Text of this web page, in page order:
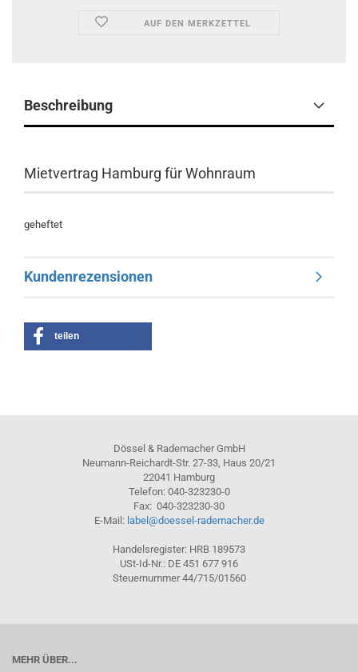
AUF DEN MERKZETTEL
Beschreibung
Mietvertrag Hamburg für Wohnraum
geheftet
Kundenrezensionen
teilen
Dössel & Rademacher GmbH
Neumann-Reichardt-Str. 27-33, Haus 20/21
22041 Hamburg
Telefon: 040-323230-0
Fax: 040-323230-30
E-Mail: label@doessel-rademacher.de
Handelsregister: HRB 189573
USt-Id-Nr.: DE 451 677 916
Steuernummer 44/715/01560
MEHR ÜBER...